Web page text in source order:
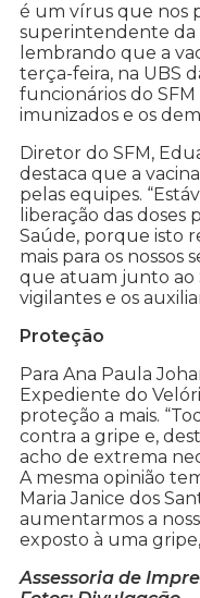
é um vírus que nos
superintendente da
lembrando que a
terça-feira, na UBS
funcionários do
imunizados e os
Diretor do SFM,
destaca que a
pelas equipes.
liberação das doses
Saúde, porque isto
mais para os nossos
que atuam junto ao
vigilantes e os
Proteção
Para Ana Paula
Expediente do
proteção a mais.
contra a gripe e,
acho de extrema
A mesma opinião
Maria Janice dos
aumentarmos a
exposto à uma
Assessoria de